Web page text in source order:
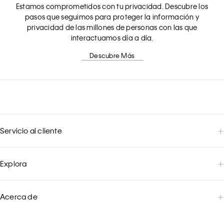
Estamos comprometidos con tu privacidad. Descubre los
pasos que seguimos para proteger la información y
privacidad de las millones de personas con las que
interactuamos día a día.
Descubre Más
Servicio al cliente
Explora
Acerca de